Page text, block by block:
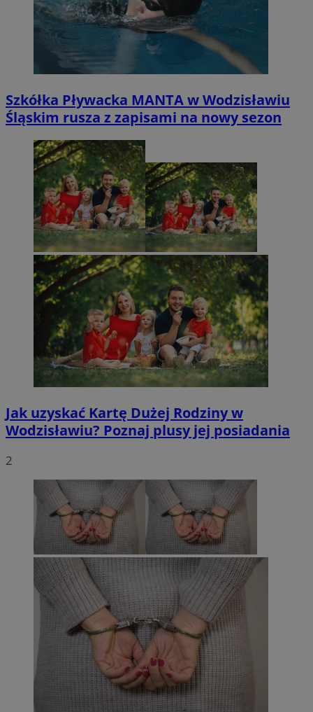
Szkółka Pływacka MANTA w Wodzisławiu
Śląskim rusza z zapisami na nowy sezon
Jak uzyskać Kartę Dużej Rodziny w
Wodzisławiu? Poznaj plusy jej posiadania
2